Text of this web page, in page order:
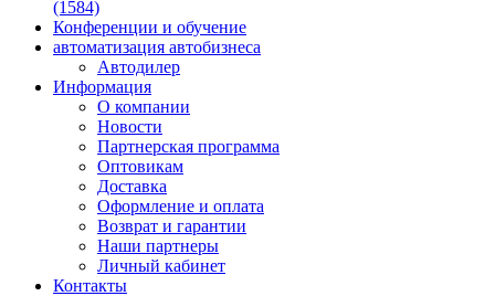
(1584)
Конференции и обучение
автоматизация автобизнеса
Автодилер
Информация
О компании
Новости
Партнерская программа
Оптовикам
Доставка
Оформление и оплата
Возврат и гарантии
Наши партнеры
Личный кабинет
Контакты